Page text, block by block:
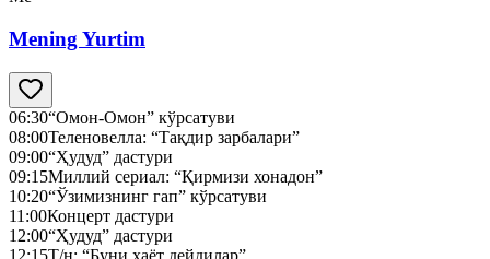
Mening Yurtim
06:30“Омон-Омон” кўрсатуви
08:00Теленовелла: “Тақдир зарбалари”
09:00“Ҳудуд” дастури
09:15Миллий сериал: “Қирмизи хонадон”
10:20“Ўзимизнинг гап” кўрсатуви
11:00Концерт дастури
12:00“Ҳудуд” дастури
12:15Т/н: “Буни ҳаёт дейдилар”